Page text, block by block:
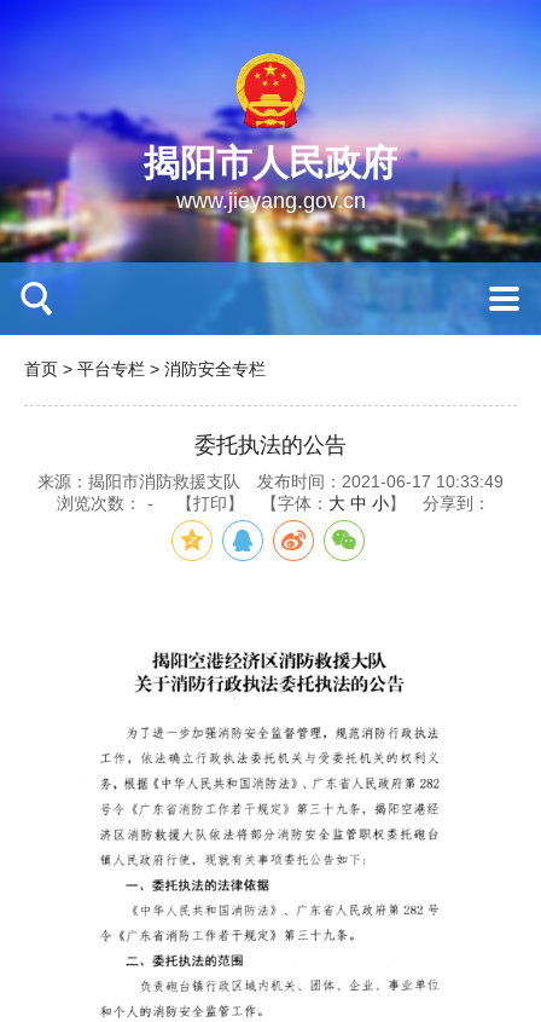
揭阳市人民政府
www.jieyang.gov.cn
首页 > 平台专栏 > 消防安全专栏
委托执法的公告
来源：揭阳市消防救援支队
发布时间：2021-06-17 10:33:49
浏览次数：
- 【打印】 【字体： 大 中 小】 分享到：